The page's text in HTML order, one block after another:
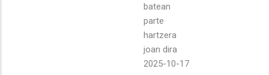
batean
parte
hartzera
joan dira
2025-10-17